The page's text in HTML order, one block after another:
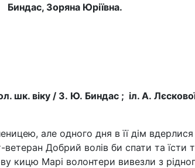
Биндас, Зоряна Юріївна.
шк. віку / З. Ю. Биндас ; іл. А.
але одного дня в її дім вдерлися
Добрий волів би спати та їсти
кицю Марі волонтери вивезли з